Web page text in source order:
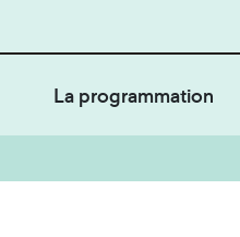
La programmation